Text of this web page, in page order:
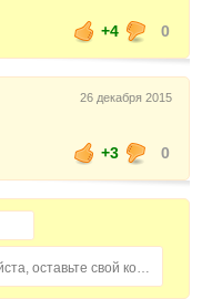
+4
0
26 декабря 2015
+3
0
Домохозяйка, пожалуйста, оставьте свой комментарий...